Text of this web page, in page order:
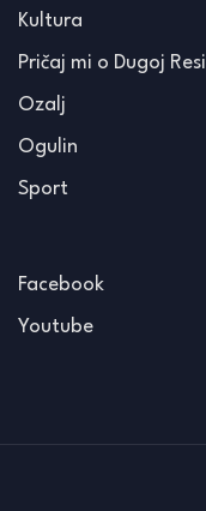
Kultura
Pričaj mi o Dugoj Resi
Ozalj
Ogulin
Sport
Facebook
Youtube